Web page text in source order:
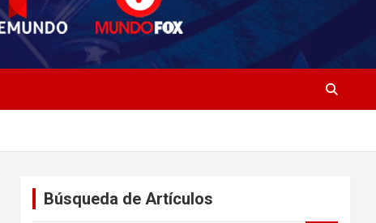
Búsqueda de Artículos